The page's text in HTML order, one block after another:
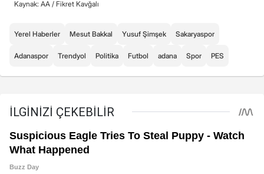
Kaynak: AA / Fikret Kavğalı
Yerel Haberler Mesut Bakkal Yusuf Şimşek Sakaryaspor
Adanaspor Trendyol Politika Futbol adana Spor PES